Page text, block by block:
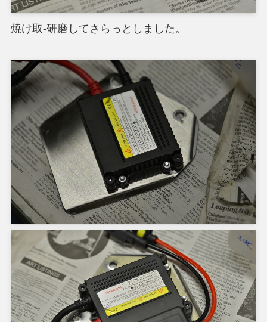
焼け取-研磨してさらっとしました。